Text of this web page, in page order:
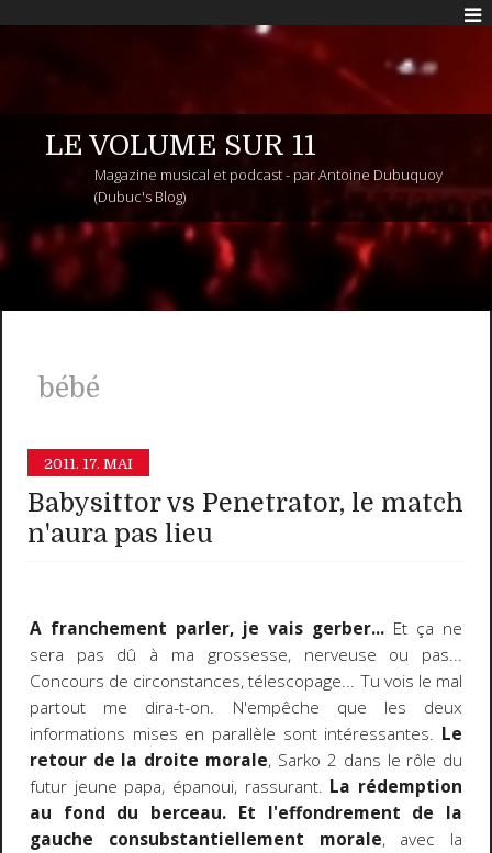
LE VOLUME SUR 11
Magazine musical et podcast - par Antoine Dubuquoy
(Dubuc's Blog)
bébé
2011. 17. MAI
Babysittor vs Penetrator, le match
n'aura pas lieu
A franchement parler, je vais gerber... Et ça ne
sera pas dû à ma grossesse, nerveuse ou pas...
Concours de circonstances, télescopage... Tu vois le mal
partout me dira-t-on. N'empêche que les deux
informations mises en parallèle sont intéressantes. Le
retour de la droite morale, Sarko 2 dans le rôle du
futur jeune papa, épanoui, rassurant. La rédemption
au fond du berceau. Et l'effondrement de la
gauche consubstantiellement morale, avec la